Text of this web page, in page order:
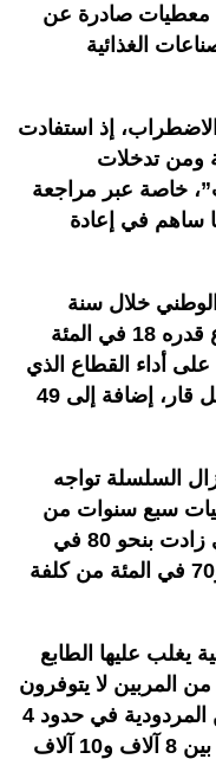
وفق معطيات صادرة عن
الغذائية
إذ استفادت
ومن تدخلات
خاصة عبر مراجعة
ساهم في إعادة
خلال سنة
2025 حوالي 2,25 مليار لتر، بارتفاع قدره 18 في المئة
انعكس على أداء القطاع الذي
وفر ما يقارب 450 ألف منصب شغل قار، إضافة إلى 49
السلسلة تواجه
سبع سنوات من
الجفاف، وارتفاع كلفة الأعلاف التي زادت بنحو 80 في
المئة منذ 2020، وتمثل ما بين 60 و70 في المئة من كلفة
يغلب عليها الطابع
90 في المئة من المربين لا يتوفرون
إلا على 10 أبقار أو أقل، ما يحد من المردودية في حدود 4
آلاف لتر سنوياً لكل بقرة، مقابل ما بين 8 آلاف و10 آلاف